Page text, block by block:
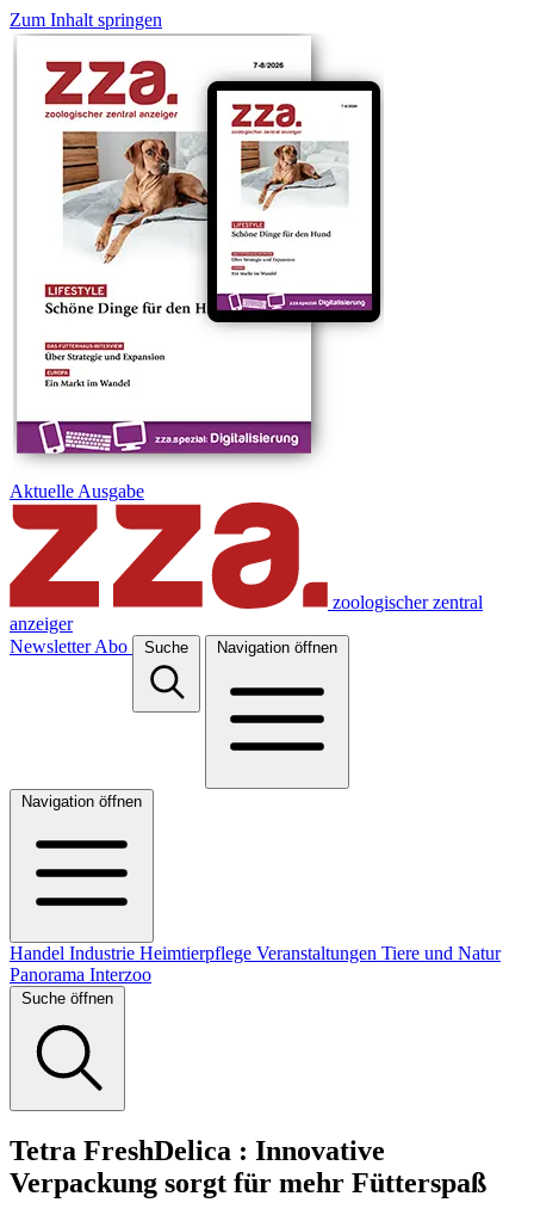
Zum Inhalt springen
Aktuelle Ausgabe
zoologischer zentral
anzeiger
Newsletter Abo Suche Navigation öffnen
Navigation öffnen
Handel Industrie Heimtierpflege Veranstaltungen Tiere und Natur
Panorama Interzoo
Suche öffnen
Tetra FreshDelica : Innovative
Verpackung sorgt für mehr Fütterspaß